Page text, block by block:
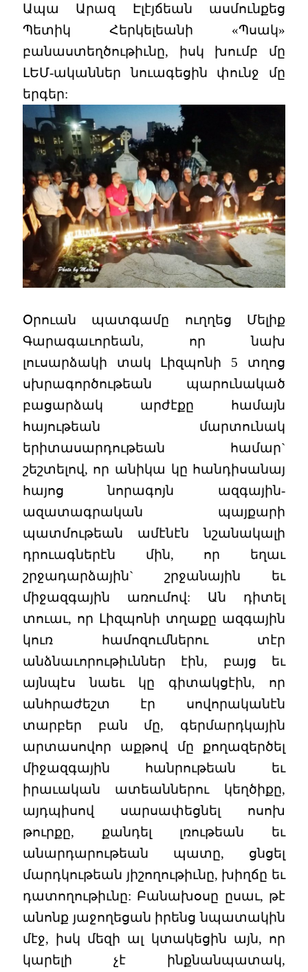
Ապա Արազ Էլէյճեան ասմունքեց
Պետիկ Հերկելեանի «Պսակ»
բանաստեղծութիւնը, իսկ խումբ մը
ԼԵՄ-ականներ նուագեցին փունջ մը
երգեր:
Օրուան պատգամը ուղղեց Մելիք
Գարագաւորեան, որ նախ
լուսարձակի տակ Լիզպոնի 5 տղոց
սխրագործութեան պարունակած
բացարձակ արժէքը համայն
հայութեան մարտունակ
երիտասարդութեան համար`
շեշտելով, որ անիկա կը հանդիսանայ
հայոց նորագոյն ազգային-
ազատագրական պայքարի
պատմութեան ամէնէն նշանակալի
դրուագներէն մին, որ եղաւ
շրջադարձային` շրջանային եւ
միջազգային առումով: Ան դիտել
տուաւ, որ Լիզպոնի տղաքը ազգային
կուռ համոզումներու տէր
անձնաւորութիւններ էին, բայց եւ
այնպէս նաեւ կը գիտակցէին, որ
անհրաժեշտ էր սովորականէն
տարբեր բան մը, գերմարդկային
արտասովոր աքթով մը քողազերծել
միջազգային հանրութեան եւ
իրաւական ատեաններու կեղծիքը,
այդպիսով սարսափեցնել ոսոխ
թուրքը, քանդել լռութեան եւ
անարդարութեան պատը, ցնցել
մարդկութեան յիշողութիւնը, խիղճը եւ
դատողութիւնը: Բանախօսը ըսաւ, թէ
անոնք յաջողեցան իրենց նպատակին
մէջ, իսկ մեզի ալ կտակեցին այն, որ
կարելի չէ ինքնանպատակ,